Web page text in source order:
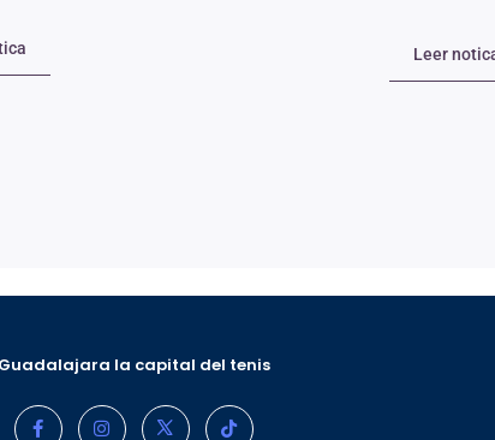
Leer
Guadalajara la capital del tenis